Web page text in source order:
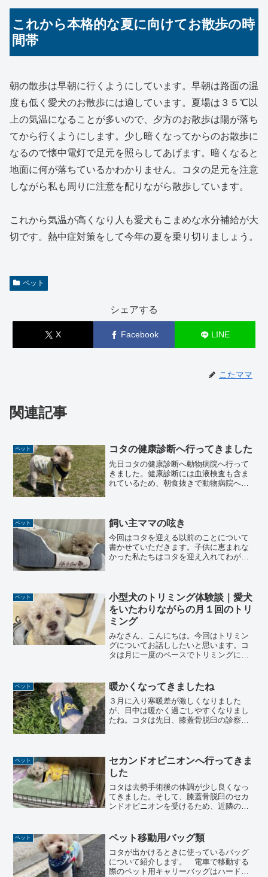
これから本格的な夏に向けてお散歩の時
間帯
朝の散歩は早朝に行くようにしています。早朝は路面の温
度も低く愛犬のお散歩には適しています。夏場は３５℃以
上の気温になることが多いので、夕方のお散歩は陽が落ち
てから行くようにします。少し暗くなってからのお散歩に
なるので懐中電灯で足元を照らしてあげます。暗くなると
地面に何が落ちているかわかりません。コタの足元を注意
しながら私も周りに注意を配りながら散歩しています。
これから気温が高くなり人も愛犬もこまめな水分補給が大
切です。熱中症対策をして今年の夏を乗り切りましょう。
ペット
シェアする
X Facebook LINE
こたママ
関連記事
ペット コタの健康診断へ行ってきました
先日コタの健康診断へ動物病院へ行って
きました。健康診断には血液検査も含ま
れているため、朝食抜きで動物病院へ向
のコースに分かれていまし...
ペット 飼い主ママの呟き
今回はコタを迎える以前のことについて
書かせていただきます。子供に恵まれな
かった私たちはコタを迎え入れてわが子
子供を授かる事ができず不...
ペット
小型犬のトリミング体験談｜愛犬
をいたわりながらの月１回のトリ
ミング
みなさん、こんにちは。今回はトリミン
グについてお話ししたいと思います。コ
タは月に一度のペースでトリミングに行
毛が絡まってしまいます。また、体のケ
アのためにもトリミングは...
ペット 暖かくなってきましたね
３月に入り寒暖差が激しくなりました
が、日中は暖かく過ごしやすくなりまし
たね。コタは先日、膝蓋骨脱臼の診察へ
現状維持のままで悪化している...
ペット
セカンドオピニオンへ行ってきま
した
コタは去勢手術後の体調が少し良くなっ
てきました。そして、膝蓋骨脱臼のセカ
ンドオピニオンを受けるため、近隣の動
病院を探す際は、車を所有していないた
め病院までの公共交通機関...
ペット ペット移動用バッグ類
コタが出かけるときに使っているバッグ
について紹介します。 電車で移動する
際のペット用キャリーバッグはハードタ